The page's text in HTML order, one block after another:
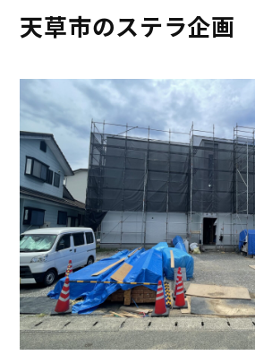
天草市のステラ企画